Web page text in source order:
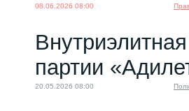
08.06.2026 08:00
партии
20.05.2026 08:00